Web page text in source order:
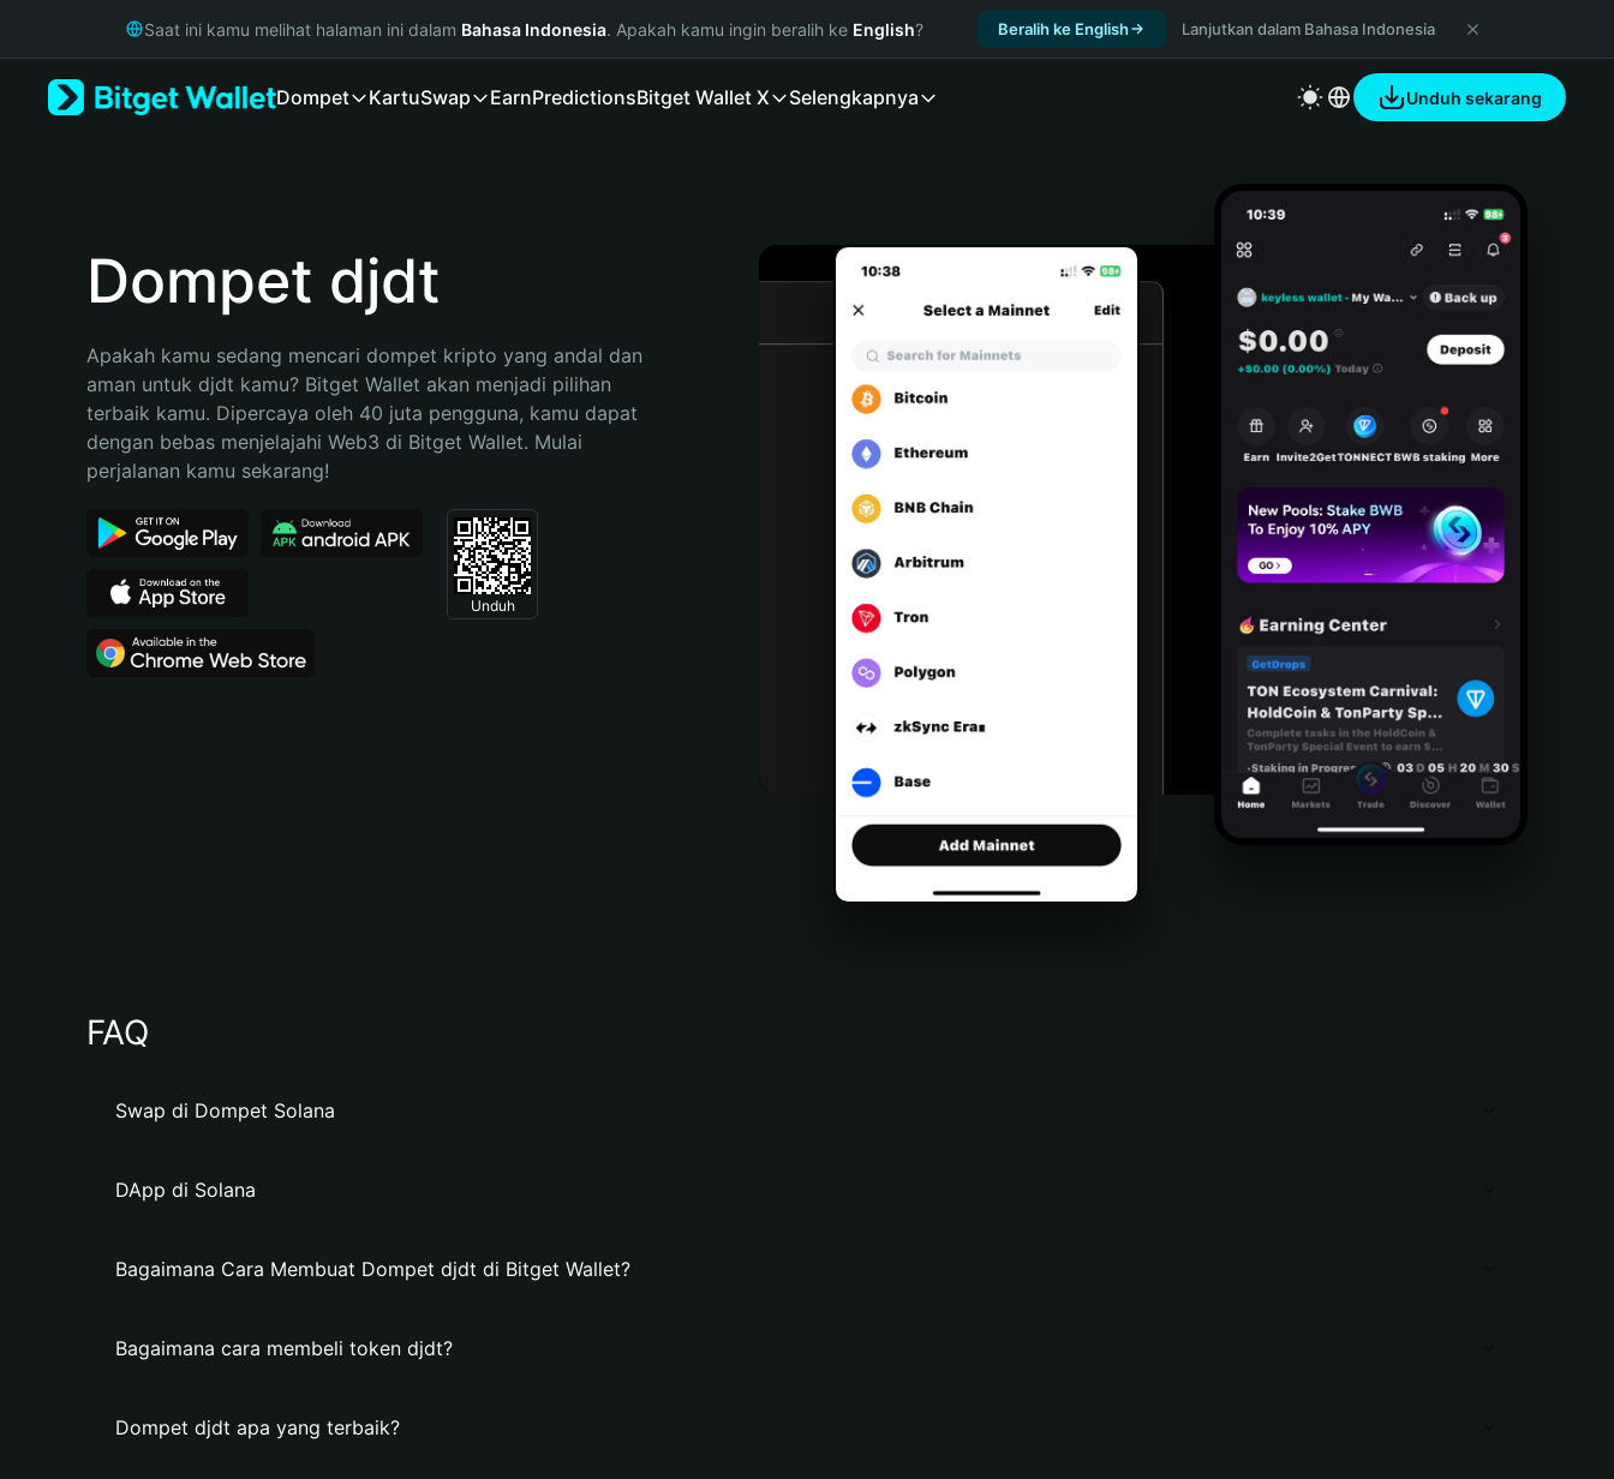
Русский
Bahasa Indonesia
Español (Argentina)
Saat ini kamu melihat halaman ini dalam Bahasa Indonesia. Apakah kamu ingin beralih ke English? Beralih ke English Lanjutkan dalam Bahasa Indonesia
Dompet KartuSwap EarnPredictionsBitget Wallet X Selengkapnya Unduh sekarang
Dompet djdt
Apakah kamu sedang mencari dompet kripto yang andal dan
aman untuk djdt kamu? Bitget Wallet akan menjadi pilihan
terbaik kamu. Dipercaya oleh 40 juta pengguna, kamu dapat
dengan bebas menjelajahi Web3 di Bitget Wallet. Mulai
perjalanan kamu sekarang!
Unduh
FAQ
Swap di Dompet Solana
DApp di Solana
Bagaimana Cara Membuat Dompet djdt di Bitget Wallet?
Bagaimana cara membeli token djdt?
Dompet djdt apa yang terbaik?